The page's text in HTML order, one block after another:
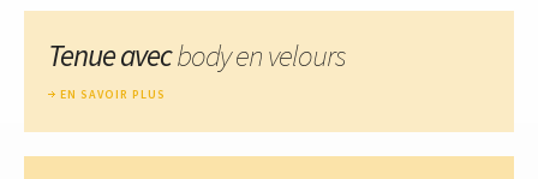
Tenue avecbody en velours
EN SAVOIR PLUS